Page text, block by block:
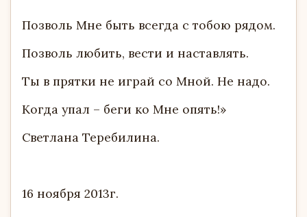
Позволь Мне быть всегда с тобою рядом.
Позволь любить, вести и наставлять.
Ты в прятки не играй со Мной. Не надо.
Когда упал – беги ко Мне опять!»
Светлана Теребилина.
16 ноября 2013г.